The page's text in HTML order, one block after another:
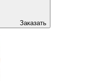
Заказать